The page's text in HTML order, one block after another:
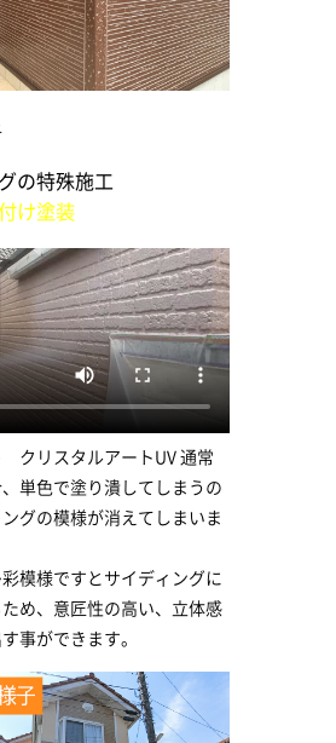
の特殊施工
け塗装
クリスタルアートUV 通常
単色で塗り潰してしまうの
グの模様が消えてしまいま
模様ですとサイディングに
め、意匠性の高い、立体感
事ができます。